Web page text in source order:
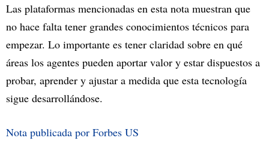
Las plataformas mencionadas en esta nota muestran que
no hace falta tener grandes conocimientos técnicos para
empezar. Lo importante es tener claridad sobre en qué
áreas los agentes pueden aportar valor y estar dispuestos a
probar, aprender y ajustar a medida que esta tecnología
sigue desarrollándose.
Nota publicada por Forbes US